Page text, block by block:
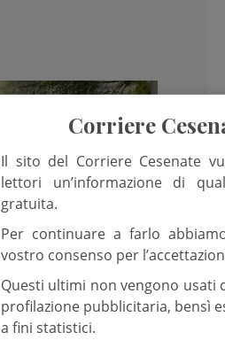
Corriere
Il sito del Corriere Cesenate
lettori un’informazione di
gratuita.
Per continuare a farlo
vostro consenso per
Questi ultimi non vengono usati
profilazione pubblicitaria, bensì
a fini statistici.